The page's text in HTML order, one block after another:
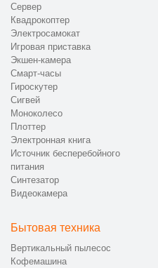
Сервер
Квадрокоптер
Электросамокат
Игровая приставка
Экшен-камера
Смарт-часы
Гироскутер
Сигвей
Моноколесо
Плоттер
Электронная книга
Источник бесперебойного
питания
Синтезатор
Видеокамера
Бытовая техника
Вертикальный пылесос
Кофемашина